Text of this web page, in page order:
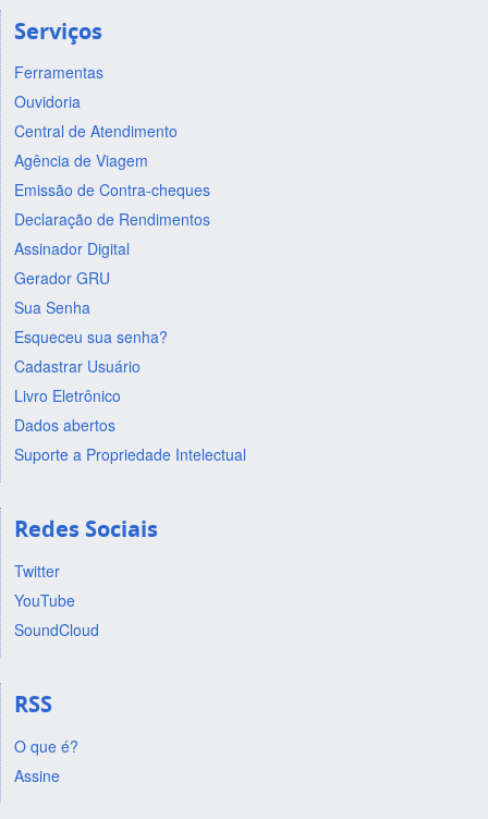
Serviços
Ferramentas
Ouvidoria
Central de Atendimento
Agência de Viagem
Emissão de Contra-cheques
Declaração de Rendimentos
Assinador Digital
Gerador GRU
Sua Senha
Esqueceu sua senha?
Cadastrar Usuário
Livro Eletrônico
Dados abertos
Suporte a Propriedade Intelectual
Redes Sociais
Twitter
YouTube
SoundCloud
RSS
O que é?
Assine